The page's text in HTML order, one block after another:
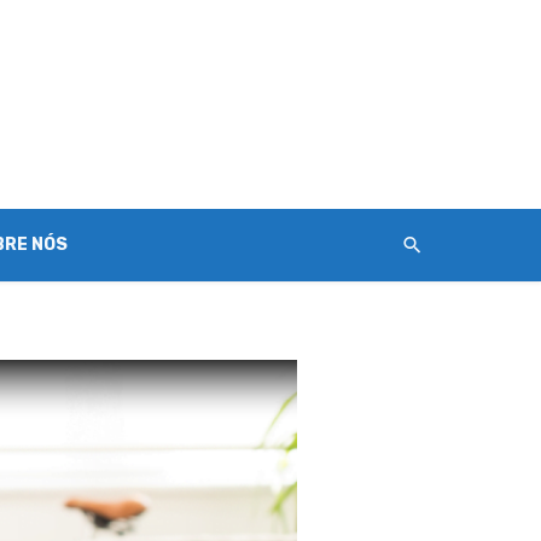
NÓS